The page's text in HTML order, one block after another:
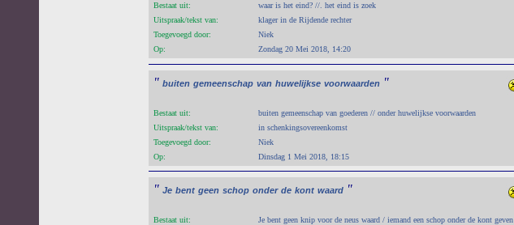
Bestaat uit:
waar is het eind? //. het eind is zoek
Uitspraak/tekst van:
klager in de Rijdende rechter
Toegevoegd door:
Niek
Op:
Zondag 20 Mei 2018, 14:20
" buiten gemeenschap van huwelijkse voorwaarden "
Bestaat uit:
buiten gemeenschap van goederen // onder huwelijkse voorwaarden
Uitspraak/tekst van:
in schenkingsovereenkomst
Toegevoegd door:
Niek
Op:
Dinsdag 1 Mei 2018, 18:15
" Je bent geen schop onder de kont waard "
Bestaat uit:
Je bent geen knip voor de neus waard / iemand een schop onder de kont geven